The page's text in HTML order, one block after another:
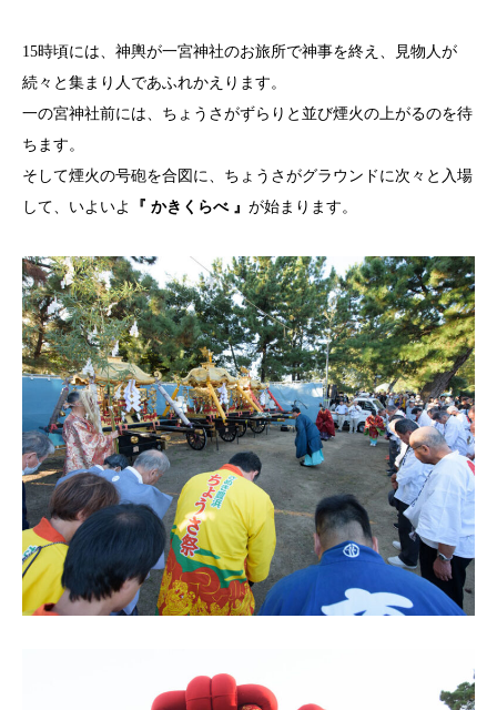
15時頃には、神輿が一宮神社のお旅所で神事を終え、見物人が
続々と集まり人であふれかえります。
一の宮神社前には、ちょうさがずらりと並び煙火の上がるのを待
ちます。
そして煙火の号砲を合図に、ちょうさがグラウンドに次々と入場
して、いよいよ
『 かきくらべ 』 が始まります。